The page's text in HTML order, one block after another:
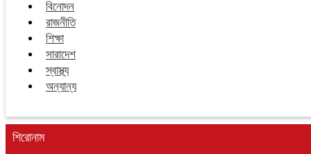
বিনোদন
রাজনীতি
শিক্ষা
সারাদেশ
স্বাস্থ্য
অন্যান্য
শিরোনাম